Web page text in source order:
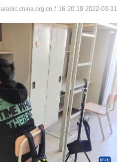
arabic.china.org.cn / 16:20:19 2022-03-31